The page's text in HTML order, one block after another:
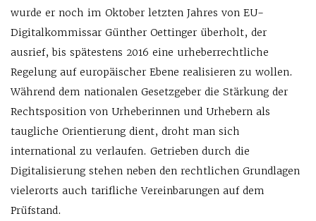
wurde er noch im Oktober letzten Jahres von EU-
Digitalkommissar Günther Oettinger überholt, der
ausrief, bis spätestens 2016 eine urheberrechtliche
Regelung auf europäischer Ebene realisieren zu wollen.
Während dem nationalen Gesetzgeber die Stärkung der
Rechtsposition von Urheberinnen und Urhebern als
taugliche Orientierung dient, droht man sich
international zu verlaufen. Getrieben durch die
Digitalisierung stehen neben den rechtlichen Grundlagen
vielerorts auch tarifliche Vereinbarungen auf dem
Prüfstand.